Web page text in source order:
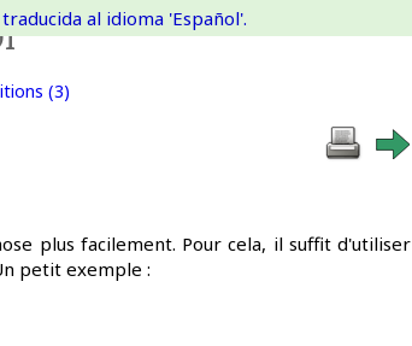
(3)
al idioma 'Español'.
plus facilement. Pour cela, il suffit d'utiliser
petit exemple :